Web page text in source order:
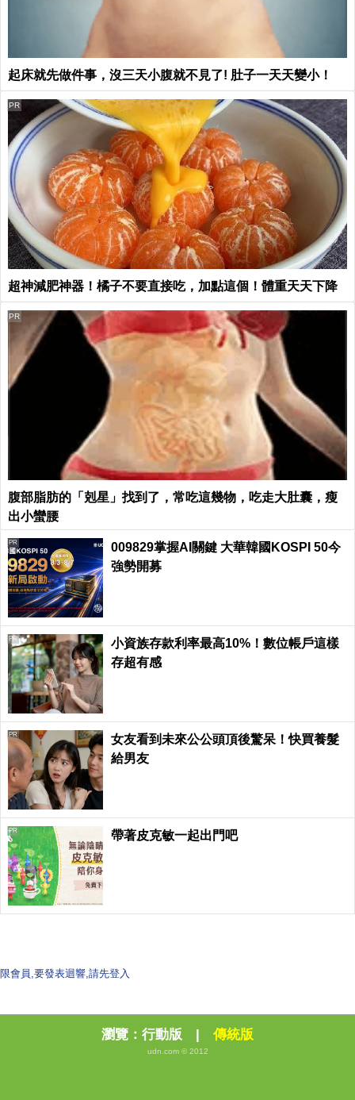
起床就先做件事，沒三天小腹就不見了! 肚子一天天變小！
超神減肥神器！橘子不要直接吃，加點這個！體重天天下降
PR
腹部脂肪的「剋星」找到了，常吃這幾物，吃走大肚囊，瘦
出小蠻腰
PR
009829掌握AI關鍵 大華韓國KOSPI 50今
強勢開募
PR
小資族存款利率最高10%！數位帳戶這樣
存超有感
PR
女友看到未來公公頭頂後驚呆！快買養髮
給男友
PR
帶著皮克敏一起出門吧
PR
限會員,要發表迴響,請先登入
瀏覽： 行動版 | 傳統版
udn.com © 2012